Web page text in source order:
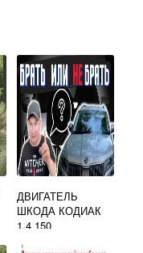
ДВИГАТЕЛЬ
ШКОДА КОДИАК
1.4 150